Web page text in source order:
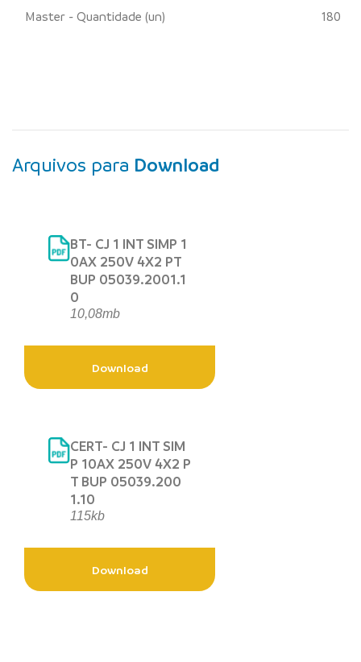
Master - Quantidade (un) 180
Arquivos para Download
BT- CJ 1 INT SIMP 1
0AX 250V 4X2 PT
BUP 05039.2001.1
0
10,08mb
Download
CERT- CJ 1 INT SIM
P 10AX 250V 4X2 P
T BUP 05039.200
1.10
115kb
Download